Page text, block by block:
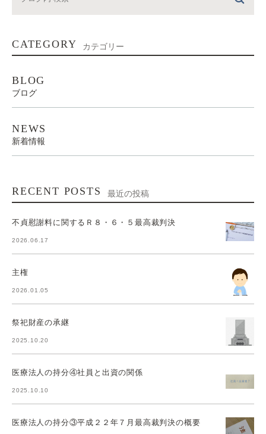
CATEGORY カテゴリー
BLOG
ブログ
NEWS
新着情報
RECENT POSTS 最近の投稿
不貞慰謝料に関するＲ８・６・５最高裁判決
2026.06.17
主権
2026.01.05
祭祀財産の承継
2025.10.20
医療法人の持分④社員と出資の関係
2025.10.10
医療法人の持分③平成２２年７月最高裁判決の概要